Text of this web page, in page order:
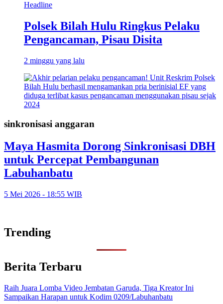
Headline
Polsek Bilah Hulu Ringkus Pelaku
Pengancaman, Pisau Disita
2 minggu yang lalu
sinkronisasi anggaran
Maya Hasmita Dorong Sinkronisasi DBH
untuk Percepat Pembangunan
Labuhanbatu
5 Mei 2026 - 18:55 WIB
Trending
Berita Terbaru
Raih Juara Lomba Video Jembatan Garuda, Tiga Kreator Ini
Sampaikan Harapan untuk Kodim 0209/Labuhanbatu